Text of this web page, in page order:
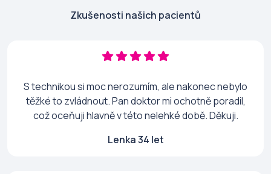
Zkušenosti našich pacientů
S technikou si moc nerozumím, ale nakonec nebylo
těžké to zvládnout. Pan doktor mi ochotně poradil,
což oceňuji hlavně v této nelehké době. Děkuji.
Lenka 34 let